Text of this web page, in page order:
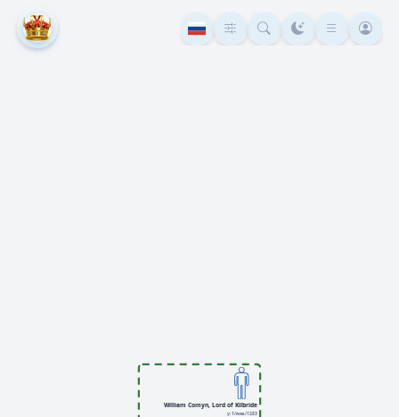
William Comyn, Lord of Kilbride
у: 1/янв./1283